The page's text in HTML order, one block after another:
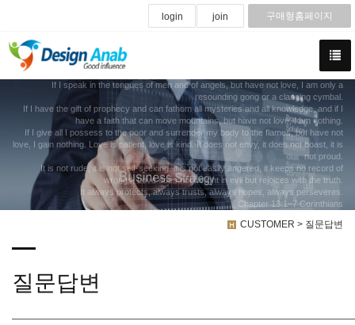
login join 구매형홈페이지
If I speak in the tongues of men and of angels, but have not love, I am only a
resounding gong or a clanging cymbal.
If I have the gift of prophecy and can fathom all mysteries and all knowledge, and if I
have a faith that can move mountains, but have not love, I am nothing.
If I give all I possess to the poor and surrender my body to the flames, but have not
love, I gain nothing. Love is patient, love is kind. It does not envy, it does not boast, it is
not proud.
It is not rude, it is not self-seeking, it is not easily angered, it keeps no record of
wrongs. Love does not delight in evil but rejoices with the truth.
It always protects, always trusts, always hopes, always perseveres.
Chapter 13:1~7 Corinthians
CUSTOMER > 질문답변
질문답변